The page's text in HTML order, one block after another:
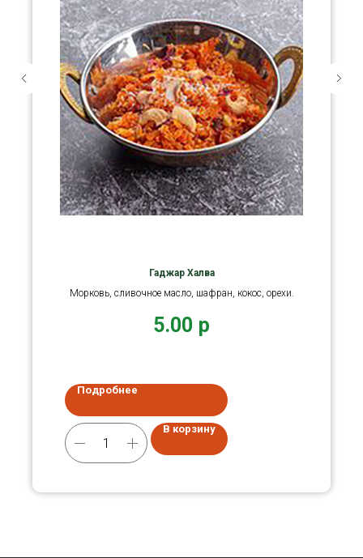
Гаджар Халва
Морковь, сливочное масло, шафран, кокос, орехи.
5.00 р
Подробнее
В корзину